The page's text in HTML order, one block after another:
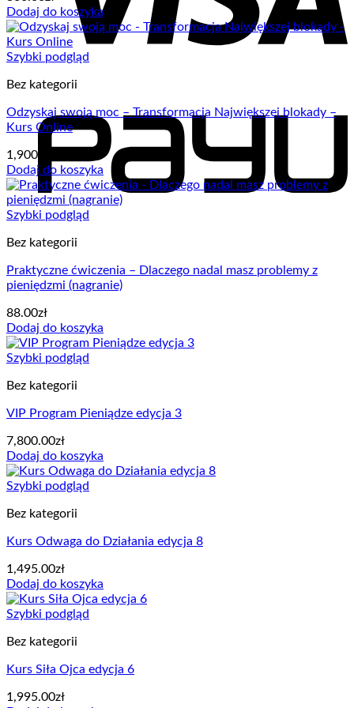
Dodaj do koszyka
Szybki podgląd
Bez kategorii
Odzyskaj swoją moc – Transformacja Największej blokady –
Kurs Online
1,900.00
Dodaj do koszyka
Szybki podgląd
Bez kategorii
Praktyczne ćwiczenia – Dlaczego nadal masz problemy z
pieniędzmi (nagranie)
88.00zł
Dodaj do koszyka
Szybki podgląd
Bez kategorii
VIP Program Pieniądze edycja 3
7,800.00zł
Dodaj do koszyka
Szybki podgląd
Bez kategorii
Kurs Odwaga do Działania edycja 8
1,495.00zł
Dodaj do koszyka
Szybki podgląd
Bez kategorii
Kurs Siła Ojca edycja 6
1,995.00zł